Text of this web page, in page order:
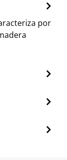
por